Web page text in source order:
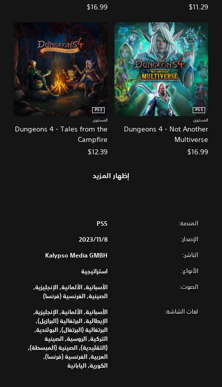
$11.29
$16.99
Dungeons 4 - Not Another
Multiverse
PS5
المستوى
$16.99
Dungeons 4 - Tales from the
Campfire
PS5
المستوى
$12.39
إظهار المزيد
المنصة: PS5
الإصدار: 8‏/11‏/2023
الناشر: Kalypso Media GMBH
الأنواع: استراتيجية
الصوت:
الأسبانية, الألمانية, الإنجليزية,
الصينية, الفرنسية (فرنسا)
لغات الشاشة:
الأسبانية, الألمانية, الإنجليزية,
الإيطالية, البرتغالية (البرازيل),
البرتغالية (البرتغال), البولندية,
التركية, الروسية, الصينية
(التقليدية), الصينية (المبسطة),
العربية, الفرنسية (فرنسا),
الكورية, اليابانية